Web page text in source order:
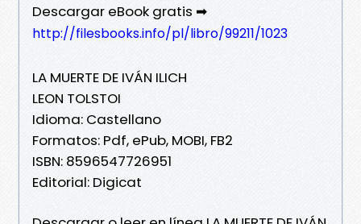
Descargar eBook gratis ➡
http://filesbooks.info/pl/libro/99211/1023
LA MUERTE DE IVÁN ILICH
LEON TOLSTOI
Idioma: Castellano
Formatos: Pdf, ePub, MOBI, FB2
ISBN: 8596547726951
Editorial: Digicat